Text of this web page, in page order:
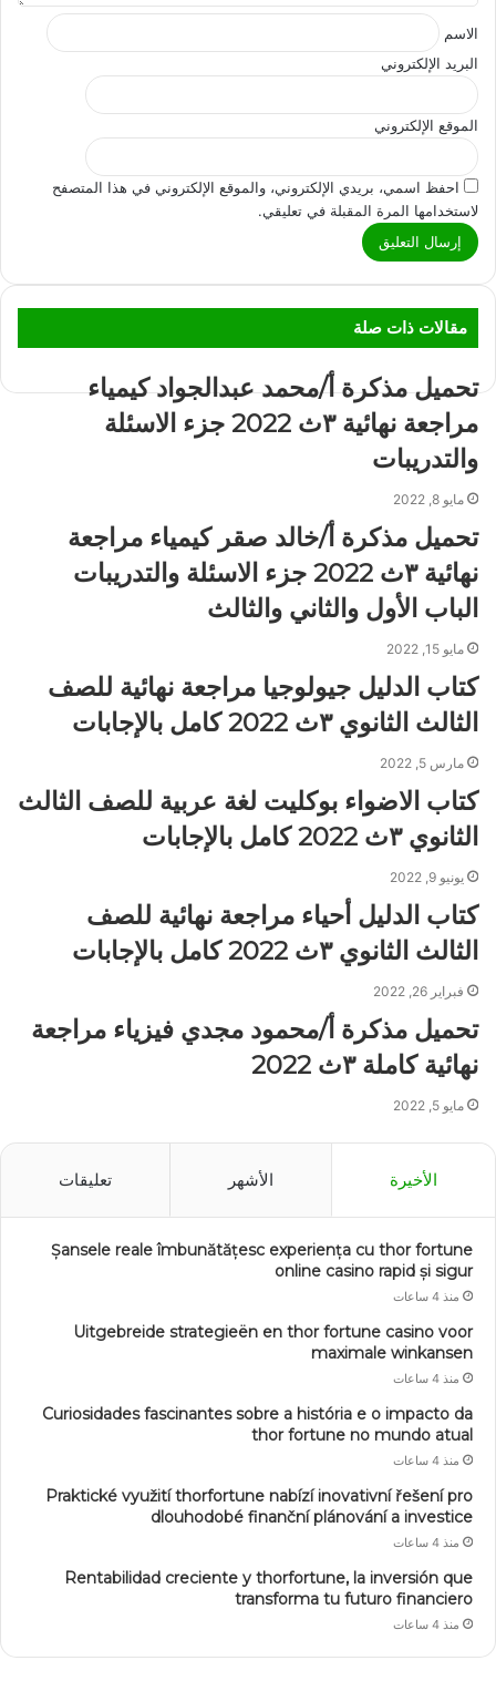
الاسم
البريد الإلكتروني
الموقع الإلكتروني
احفظ اسمي، بريدي الإلكتروني، والموقع الإلكتروني في هذا المتصفح
لاستخدامها المرة المقبلة في تعليقي.
مقالات ذات صلة
تحميل مذكرة أ/محمد عبدالجواد كيمياء
مراجعة نهائية ٣ث 2022 جزء الاسئلة
والتدريبات
مايو 8, 2022
تحميل مذكرة أ/خالد صقر كيمياء مراجعة
نهائية ٣ث 2022 جزء الاسئلة والتدريبات
الباب الأول والثاني والثالث
مايو 15, 2022
كتاب الدليل جيولوجيا مراجعة نهائية للصف
الثالث الثانوي ٣ث 2022 كامل بالإجابات
مارس 5, 2022
كتاب الاضواء بوكليت لغة عربية للصف الثالث
الثانوي ٣ث 2022 كامل بالإجابات
يونيو 9, 2022
كتاب الدليل أحياء مراجعة نهائية للصف
الثالث الثانوي ٣ث 2022 كامل بالإجابات
فبراير 26, 2022
تحميل مذكرة أ/محمود مجدي فيزياء مراجعة
نهائية كاملة ٣ث 2022
مايو 5, 2022
الأخيرة الأشهر تعليقات
Șansele reale îmbunătățesc experiența cu thor fortune
online casino rapid și sigur
منذ 4 ساعات
Uitgebreide strategieën en thor fortune casino voor
maximale winkansen
منذ 4 ساعات
Curiosidades fascinantes sobre a história e o impacto da
thor fortune no mundo atual
منذ 4 ساعات
Praktické využití thorfortune nabízí inovativní řešení pro
dlouhodobé finanční plánování a investice
منذ 4 ساعات
Rentabilidad creciente y thorfortune, la inversión que
transforma tu futuro financiero
منذ 4 ساعات